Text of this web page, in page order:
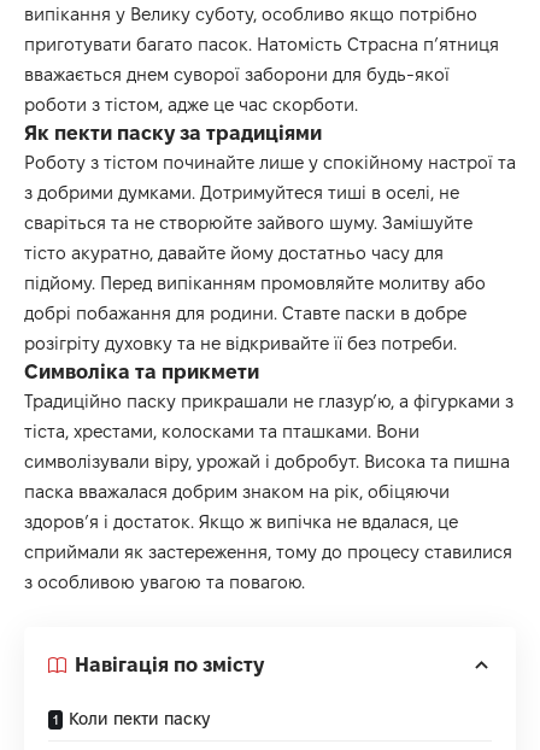
випікання у Велику суботу, особливо якщо потрібно
приготувати багато пасок. Натомість Страсна п’ятниця
вважається днем суворої заборони для будь-якої
роботи з тістом, адже це час скорботи.
Як пекти паску за традиціями
Роботу з тістом починайте лише у спокійному настрої та
з добрими думками. Дотримуйтеся тиші в оселі, не
сваріться та не створюйте зайвого шуму. Замішуйте
тісто акуратно, давайте йому достатньо часу для
підйому. Перед випіканням промовляйте молитву або
добрі побажання для родини. Ставте паски в добре
розігріту духовку та не відкривайте її без потреби.
Символіка та прикмети
Традиційно паску прикрашали не глазур’ю, а фігурками з
тіста, хрестами, колосками та пташками. Вони
символізували віру, урожай і добробут. Висока та пишна
паска вважалася добрим знаком на рік, обіцяючи
здоров’я і достаток. Якщо ж випічка не вдалася, це
сприймали як застереження, тому до процесу ставилися
з особливою увагою та повагою.
Навігація по змісту
Коли пекти паску